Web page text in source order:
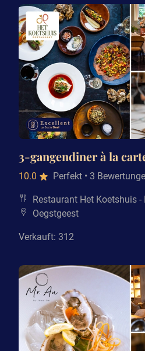
3-gangendiner à la
10.0 Perfekt • 3
Restaurant Het Koetshuis
Oegstgeest
Verkauft: 312